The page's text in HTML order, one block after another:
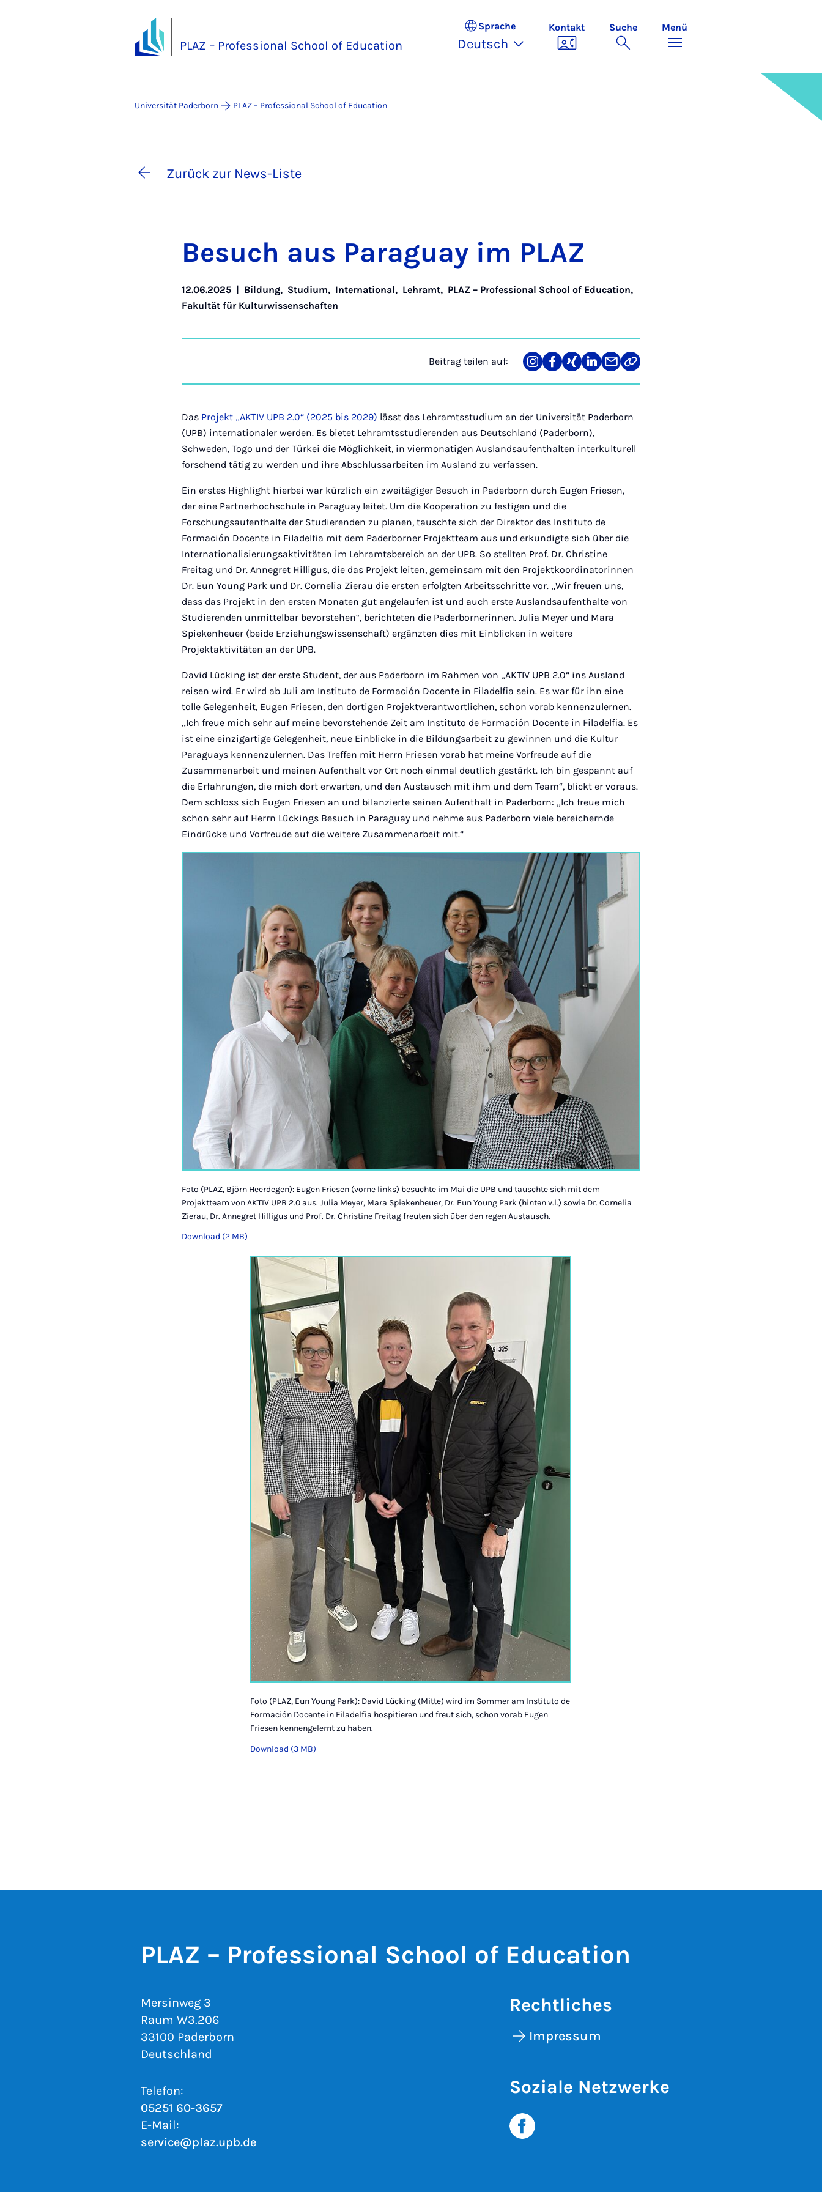
PLAZ – Professional School of Education
Sprache
Deutsch
Kontakt Suche Menü
Universität Paderborn PLAZ – Professional School of Education
Zurück zur News-Liste
Be­such aus Pa­ra­gu­ay im PLAZ
12.06.2025 | Bildung, Studium, International, Lehramt, PLAZ – Professional School of Education,
Fakultät für Kulturwissenschaften
Beitrag teilen auf:
Teilen
auf
Teilen
auf
Teilen
auf
Teilen
auf
Teilen
über
Mail
Link
kopieren
Das Projekt „AKTIV UPB 2.0“ (2025 bis 2029) lässt das Lehramtsstudium an der Universität Paderborn
(UPB) internationaler werden. Es bietet Lehramtsstudierenden aus Deutschland (Paderborn),
Schweden, Togo und der Türkei die Möglichkeit, in viermonatigen Auslandsaufenthalten interkulturell
forschend tätig zu werden und ihre Abschlussarbeiten im Ausland zu verfassen.
Ein erstes Highlight hierbei war kürzlich ein zweitägiger Besuch in Paderborn durch Eugen Friesen,
der eine Partnerhochschule in Paraguay leitet. Um die Kooperation zu festigen und die
Forschungsaufenthalte der Studierenden zu planen, tauschte sich der Direktor des Instituto de
Formación Docente in Filadelfia mit dem Paderborner Projektteam aus und erkundigte sich über die
Internationalisierungsaktivitäten im Lehramtsbereich an der UPB. So stellten Prof. Dr. Christine
Freitag und Dr. Annegret Hilligus, die das Projekt leiten, gemeinsam mit den Projektkoordinatorinnen
Dr. Eun Young Park und Dr. Cornelia Zierau die ersten erfolgten Arbeitsschritte vor. „Wir freuen uns,
dass das Projekt in den ersten Monaten gut angelaufen ist und auch erste Auslandsaufenthalte von
Studierenden unmittelbar bevorstehen“, berichteten die Paderbornerinnen. Julia Meyer und Mara
Spiekenheuer (beide Erziehungswissenschaft) ergänzten dies mit Einblicken in weitere
Projektaktivitäten an der UPB.
David Lücking ist der erste Student, der aus Paderborn im Rahmen von „AKTIV UPB 2.0“ ins Ausland
reisen wird. Er wird ab Juli am Instituto de Formación Docente in Filadelfia sein. Es war für ihn eine
tolle Gelegenheit, Eugen Friesen, den dortigen Projektverantwortlichen, schon vorab kennenzulernen.
„Ich freue mich sehr auf meine bevorstehende Zeit am Instituto de Formación Docente in Filadelfia. Es
ist eine einzigartige Gelegenheit, neue Einblicke in die Bildungsarbeit zu gewinnen und die Kultur
Paraguays kennenzulernen. Das Treffen mit Herrn Friesen vorab hat meine Vorfreude auf die
Zusammenarbeit und meinen Aufenthalt vor Ort noch einmal deutlich gestärkt. Ich bin gespannt auf
die Erfahrungen, die mich dort erwarten, und den Austausch mit ihm und dem Team“, blickt er voraus.
Dem schloss sich Eugen Friesen an und bilanzierte seinen Aufenthalt in Paderborn: „Ich freue mich
schon sehr auf Herrn Lückings Besuch in Paraguay und nehme aus Paderborn viele bereichernde
Eindrücke und Vorfreude auf die weitere Zusammenarbeit mit.“
Foto (PLAZ, Björn Heerdegen): Eugen Friesen (vorne links) besuchte im Mai die UPB und tauschte sich mit dem
Projektteam von AKTIV UPB 2.0 aus. Julia Meyer, Mara Spiekenheuer, Dr. Eun Young Park (hinten v.l.) sowie Dr. Cornelia
Zierau, Dr. Annegret Hilligus und Prof. Dr. Christine Freitag freuten sich über den regen Austausch.
Download (2 MB)
Foto (PLAZ, Eun Young Park): David Lücking (Mitte) wird im Sommer am Instituto de
Formación Docente in Filadelfia hospitieren und freut sich, schon vorab Eugen
Friesen kennengelernt zu haben.
Download (3 MB)
PLAZ – Professional School of Education
Mersinweg 3
Raum W3.206
33100 Paderborn
Deutschland
Telefon:
05251 60-3657
E-Mail:
service@plaz.upb.de
Rechtliches
Impressum
Soziale Netzwerke